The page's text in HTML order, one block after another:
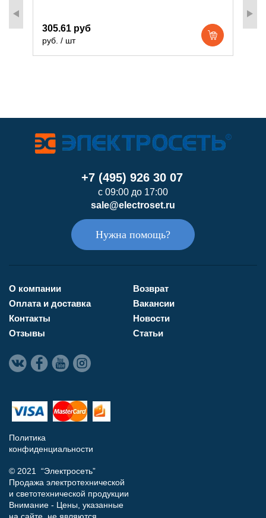
305.61 руб
руб. / шт
+7 (495) 926 30 07
с 09:00 до 17:00
sale@electroset.ru
Нужна помощь?
О компании
Оплата и доставка
Контакты
Отзывы
Возврат
Вакансии
Новости
Статьи
Политика
конфиденциальности
© 2021 “Электросеть”
Продажа электротехнической
и светотехнической продукции
Внимание - Цены, указанные